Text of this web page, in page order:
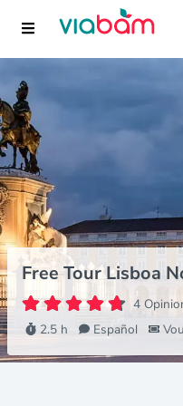
Free Tour Lisboa
4
2.5 h
Español